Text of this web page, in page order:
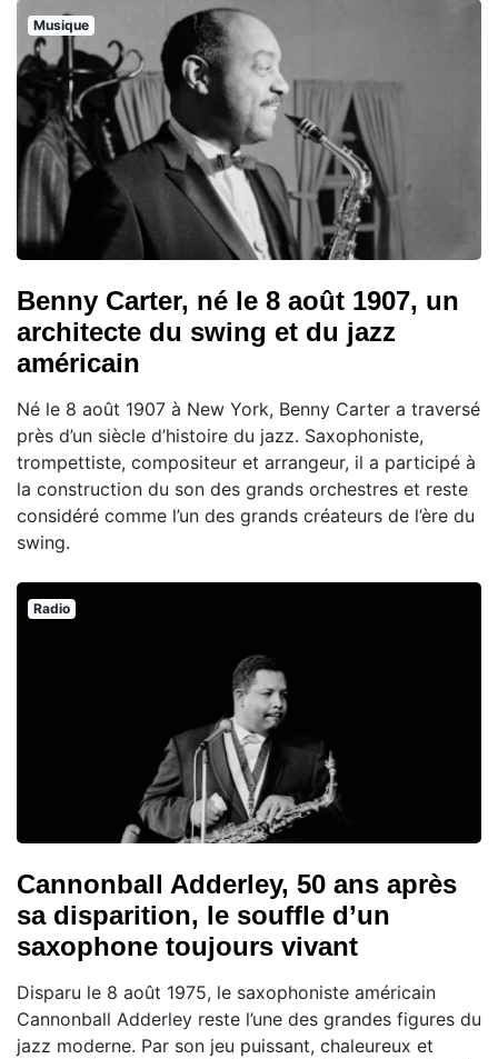
Musique
Benny Carter, né le 8 août 1907, un
architecte du swing et du jazz
américain
Né le 8 août 1907 à New York, Benny Carter a traversé
près d’un siècle d’histoire du jazz. Saxophoniste,
trompettiste, compositeur et arrangeur, il a participé à
la construction du son des grands orchestres et reste
considéré comme l’un des grands créateurs de l’ère du
swing.
Radio
Cannonball Adderley, 50 ans après
sa disparition, le souffle d’un
saxophone toujours vivant
Disparu le 8 août 1975, le saxophoniste américain
Cannonball Adderley reste l’une des grandes figures du
jazz moderne. Par son jeu puissant, chaleureux et